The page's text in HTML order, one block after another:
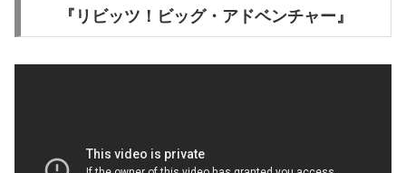
『リビッツ！ビッグ・アドベンチャー』